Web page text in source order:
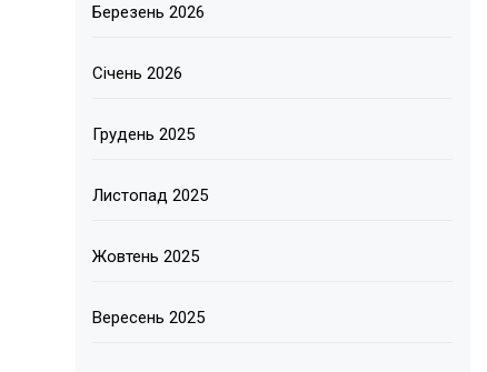
Березень 2026
Січень 2026
Грудень 2025
Листопад 2025
Жовтень 2025
Вересень 2025